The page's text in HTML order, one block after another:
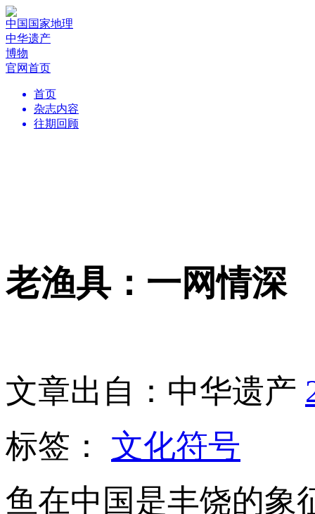
中国国家地理
中华遗产
博物
官网首页
首页
杂志内容
往期回顾
老渔具：一网情深
文章出自：中华遗产
标签： 文化符号
鱼在中国是丰饶的象